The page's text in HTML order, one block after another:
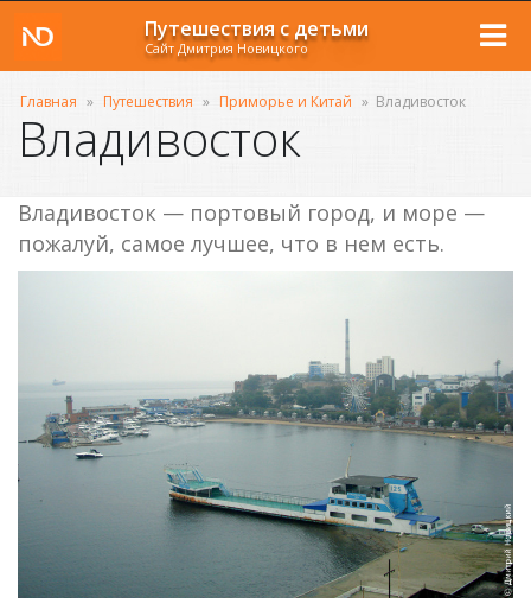
Путешествия с детьми
Сайт Дмитрия Новицкого
Главная » Путешествия » Приморье и Китай » Владивосток
Владивосток
Владивосток — портовый город, и море —
пожалуй, самое лучшее, что в нем есть.